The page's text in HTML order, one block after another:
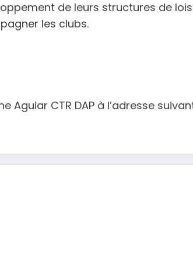
de leurs structures de
les clubs.
CTR DAP à l’adresse